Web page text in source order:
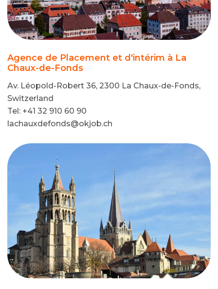
Agence de Placement et d'intérim à La
Chaux-de-Fonds
Av. Léopold-Robert 36, 2300 La Chaux-de-Fonds,
Switzerland
Tel: +41 32 910 60 90
lachauxdefonds@okjob.ch